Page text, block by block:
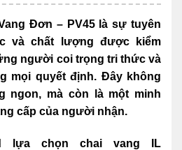
Đơn – PV45 là sự tuyên
và chất lượng được kiểm
người coi trọng tri thức và
mọi quyết định. Đây không
ngon, mà còn là một minh
cấp của người nhận.
lựa chọn chai vang IL